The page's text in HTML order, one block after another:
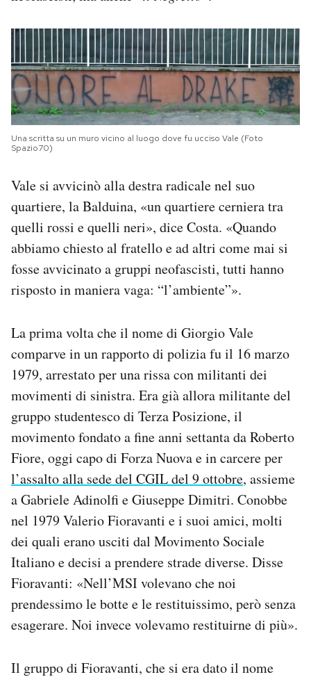
Una scritta su un muro vicino al luogo dove fu ucciso Vale (Foto
Spazio70)
Vale si avvicinò alla destra radicale nel suo
quartiere, la Balduina, «un quartiere cerniera tra
quelli rossi e quelli neri», dice Costa. «Quando
abbiamo chiesto al fratello e ad altri come mai si
fosse avvicinato a gruppi neofascisti, tutti hanno
risposto in maniera vaga: “l’ambiente”».
La prima volta che il nome di Giorgio Vale
comparve in un rapporto di polizia fu il 16 marzo
1979, arrestato per una rissa con militanti dei
movimenti di sinistra. Era già allora militante del
gruppo studentesco di Terza Posizione, il
movimento fondato a fine anni settanta da Roberto
Fiore, oggi capo di Forza Nuova e in carcere per
l’assalto alla sede del CGIL del 9 ottobre, assieme
a Gabriele Adinolfi e Giuseppe Dimitri. Conobbe
nel 1979 Valerio Fioravanti e i suoi amici, molti
dei quali erano usciti dal Movimento Sociale
Italiano e decisi a prendere strade diverse. Disse
Fioravanti: «Nell’MSI volevano che noi
prendessimo le botte e le restituissimo, però senza
esagerare. Noi invece volevamo restituirne di più».
Il gruppo di Fioravanti, che si era dato il nome